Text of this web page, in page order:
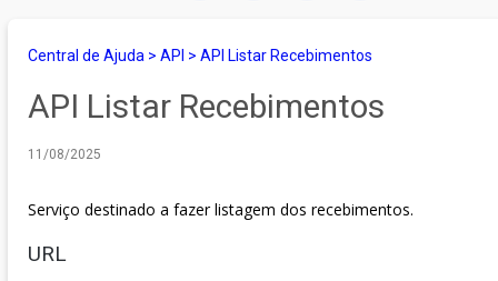
Central de Ajuda > API > API Listar Recebimentos
API Listar Recebimentos
11/08/2025
Serviço destinado a fazer listagem dos recebimentos.
URL